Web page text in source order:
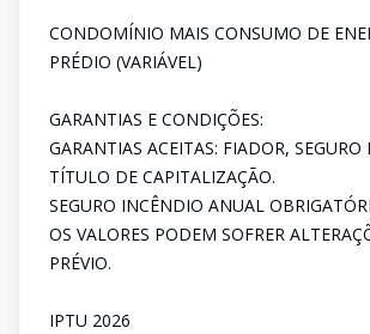
CONDOMÍNIO MAIS CONSUMO DE
PRÉDIO (VARIÁVEL)
GARANTIAS E CONDIÇÕES:
GARANTIAS ACEITAS: FIADOR, SEGURO
TÍTULO DE CAPITALIZAÇÃO.
SEGURO INCÊNDIO ANUAL
OS VALORES PODEM SOFRER
PRÉVIO.
IPTU 2026